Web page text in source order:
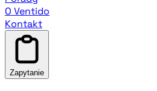
O Ventido
Kontakt
Zapytanie